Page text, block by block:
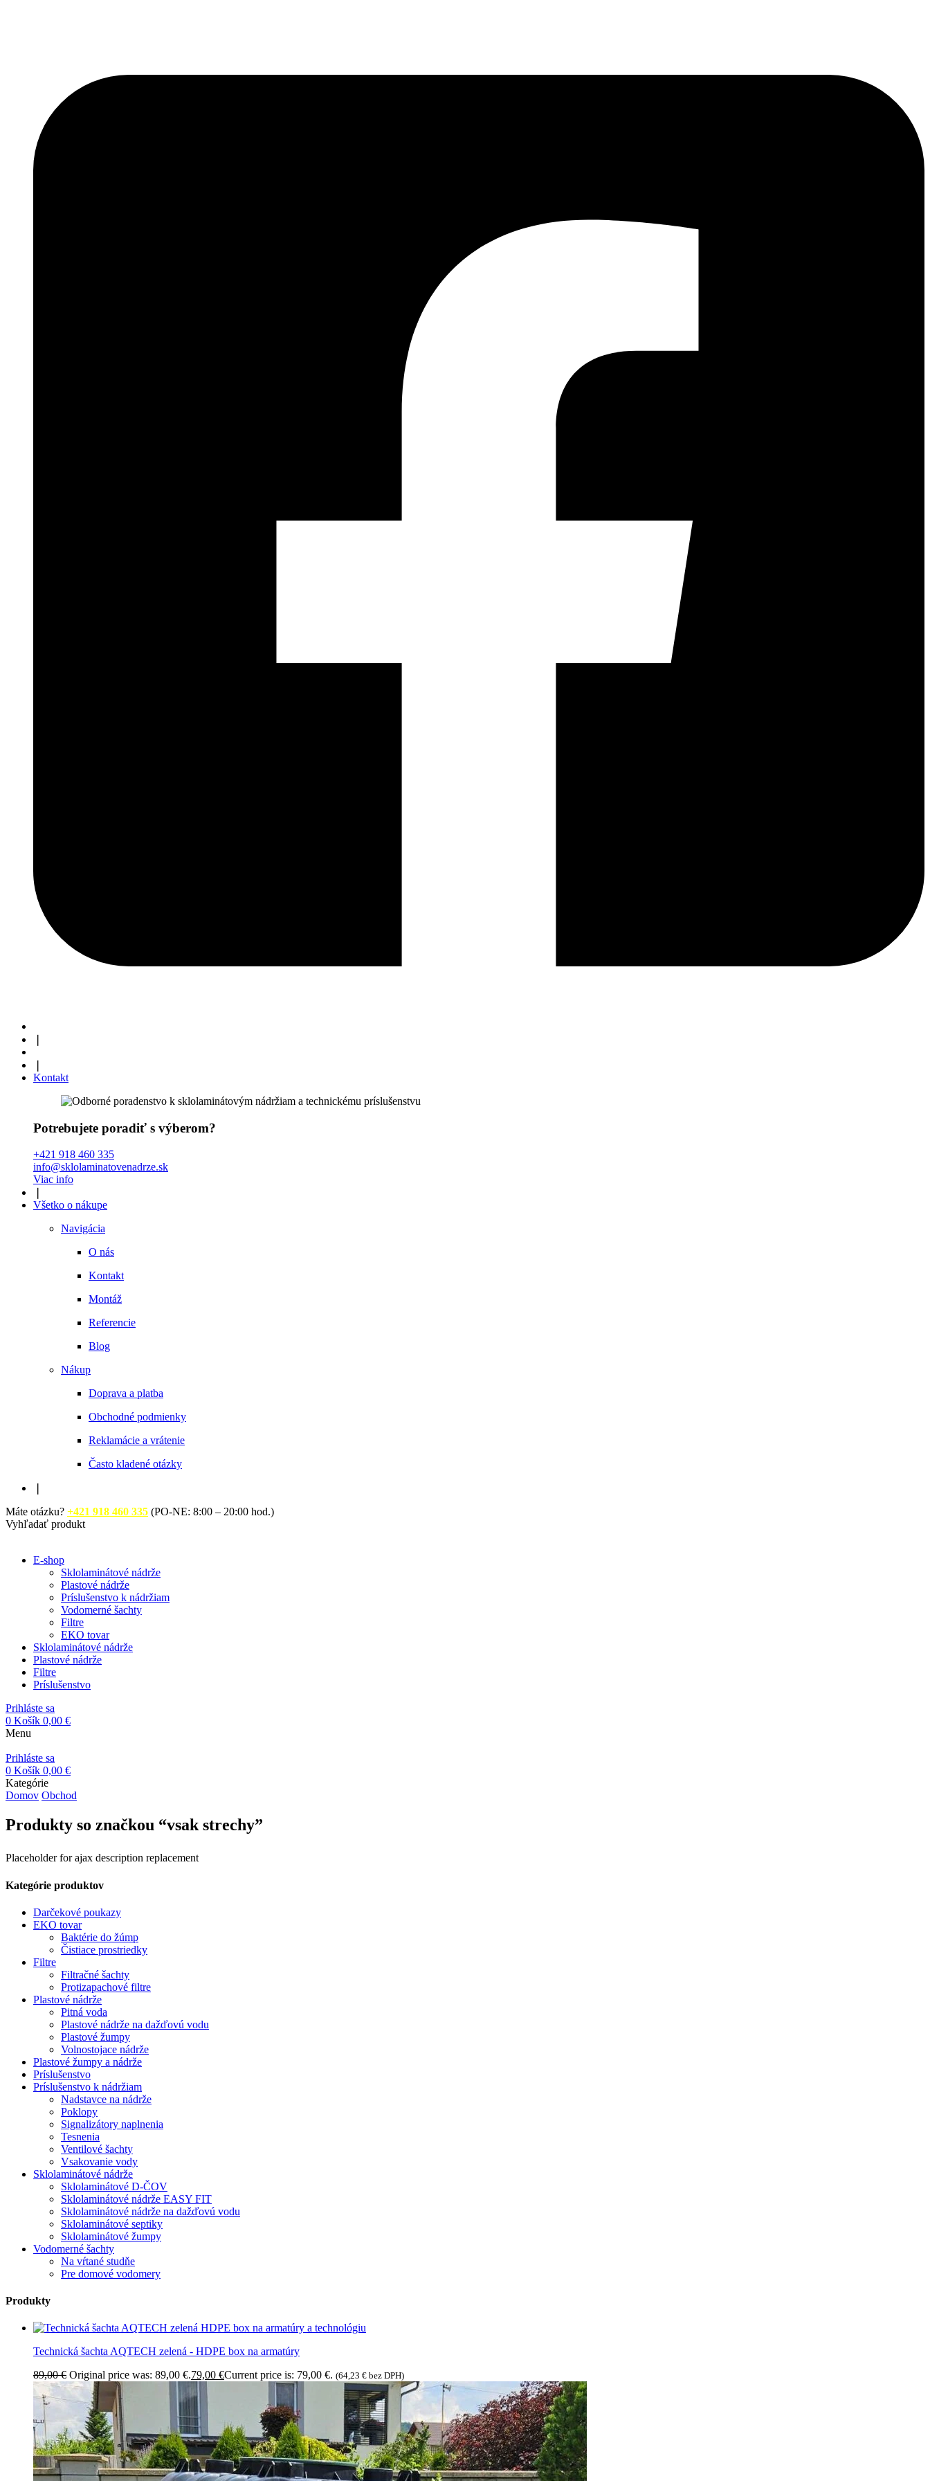
Kontakt
Potrebujete poradiť s výberom?
+421 918 460 335
info@sklolaminatovenadrze.sk
Viac info
Všetko o nákupe
Navigácia
O nás
Kontakt
Montáž
Referencie
Blog
Nákup
Doprava a platba
Obchodné podmienky
Reklamácie a vrátenie
Často kladené otázky
Máte otázku? +421 918 460 335 (PO-NE: 8:00 – 20:00 hod.)
Vyhľadať produkt
E-shop
Sklolaminátové nádrže
Plastové nádrže
Príslušenstvo k nádržiam
Vodomerné šachty
Filtre
EKO tovar
Sklolaminátové nádrže
Plastové nádrže
Filtre
Príslušenstvo
Prihláste sa
0 Košík 0,00 €
Menu
Prihláste sa
0 Košík 0,00 €
Kategórie
Domov Obchod
Produkty so značkou “vsak strechy”
Placeholder for ajax description replacement
Kategórie produktov
Darčekové poukazy
EKO tovar
Baktérie do žúmp
Čistiace prostriedky
Filtre
Filtračné šachty
Protizapachové filtre
Plastové nádrže
Pitná voda
Plastové nádrže na dažďovú vodu
Plastové žumpy
Volnostojace nádrže
Plastové žumpy a nádrže
Príslušenstvo
Príslušenstvo k nádržiam
Nadstavce na nádrže
Poklopy
Signalizátory naplnenia
Tesnenia
Ventilové šachty
Vsakovanie vody
Sklolaminátové nádrže
Sklolaminátové D-ČOV
Sklolaminátové nádrže EASY FIT
Sklolaminátové nádrže na dažďovú vodu
Sklolaminátové septiky
Sklolaminátové žumpy
Vodomerné šachty
Na vŕtané studňe
Pre domové vodomery
Produkty
Technická šachta AQTECH zelená - HDPE box na armatúry
89,00€ Original price was: 89,00 €.79,00 €Current price is: 79,00 €. (64,23 € bez DPH)